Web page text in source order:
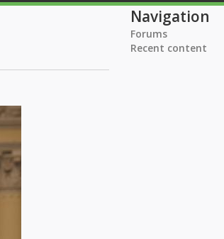
Navigation
Forums
Recent content